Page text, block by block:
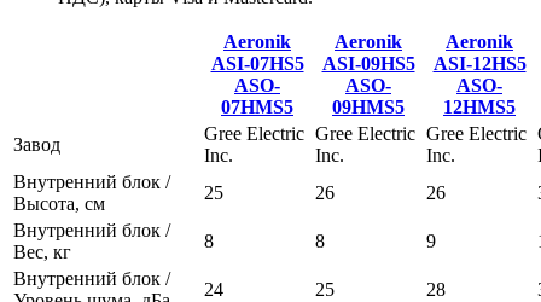
Aeronik
ASI-07HS5
ASO-
07HMS5
Aeronik
ASI-09HS5
ASO-
09HMS5
Aeronik
ASI-12HS5
ASO-
12HMS5
Завод
Gree Electric
Inc.
Gree Electric
Inc.
Gree Electric
Inc.
Внутренний блок /
Высота, см
25 26 26
Внутренний блок /
Вес, кг
8 8 9
Внутренний блок /
24 25 28